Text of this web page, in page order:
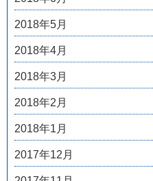
2018年5月
2018年4月
2018年3月
2018年2月
2018年1月
2017年12月